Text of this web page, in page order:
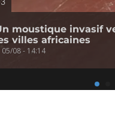
moustique invasif
villes africaines
05/08 - 14:14